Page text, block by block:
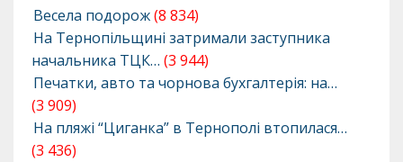
Весела подорож(8 834)
На Тернопільщині затримали заступника
начальника ТЦК… (3 944)
Печатки, авто та чорнова бухгалтерія: на…
(3 909)
На пляжі “Циганка” в Тернополі втопилася…
(3 436)